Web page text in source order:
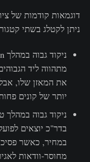
דוגמאות קודמות של
ניתן לקטלג בשתי
מתהווה ליד
את המאזן שלו,
יותר של קונים
ניקוד גבוה במהלך
בדר"כ יוצאים
במחיר, כאשר
מחוסר-וודאות